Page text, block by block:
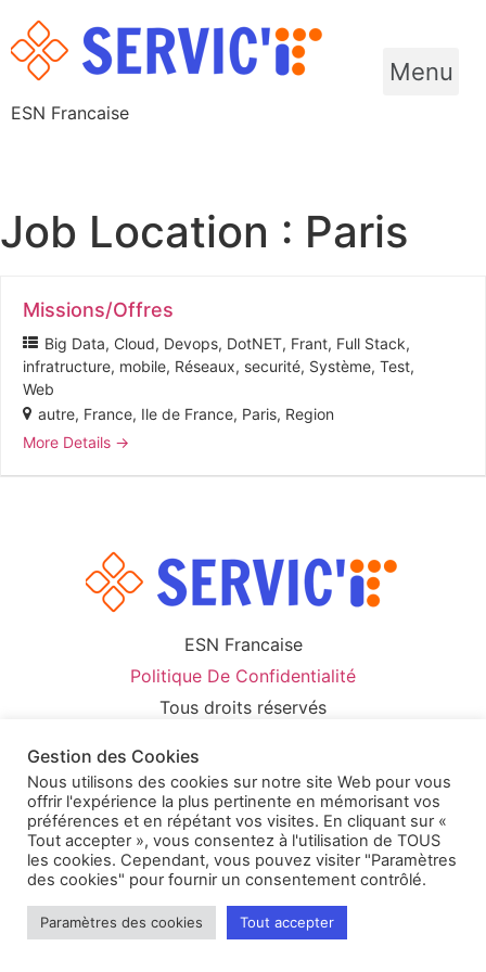
ESN Francaise
Menu
Job Location : Paris
Missions/Offres
Big Data Cloud Devops DotNET Frant Full Stack
infratructure mobile Réseaux securité Système Test
Web
autre France Ile de France Paris Region
More Details
ESN Francaise
Politique De Confidentialité
Tous droits réservés
Gestion des Cookies
Nous utilisons des cookies sur notre site Web pour vous
offrir l'expérience la plus pertinente en mémorisant vos
préférences et en répétant vos visites. En cliquant sur «
Tout accepter », vous consentez à l'utilisation de TOUS
les cookies. Cependant, vous pouvez visiter "Paramètres
des cookies" pour fournir un consentement contrôlé.
Paramètres des cookies Tout accepter